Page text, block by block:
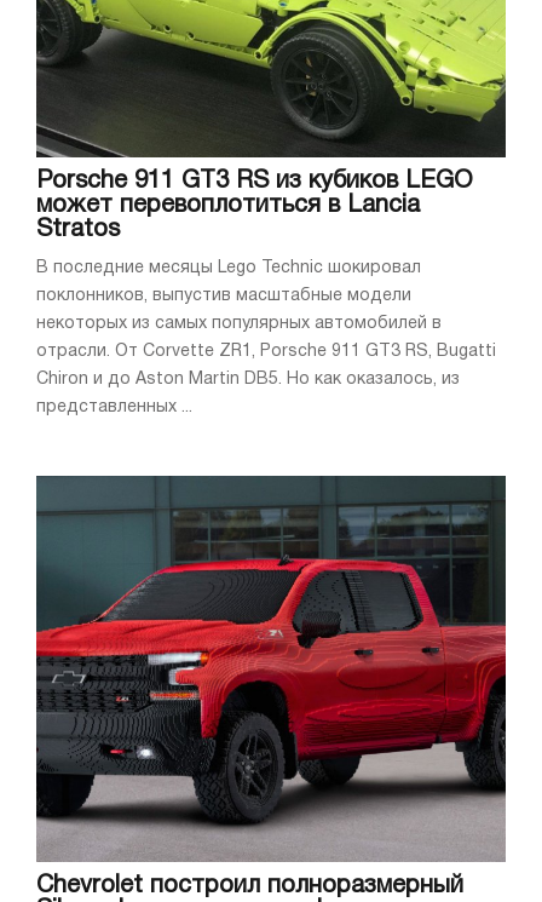
Porsche 911 GT3 RS из кубиков LEGO
может перевоплотиться в Lancia
Stratos
В последние месяцы Lego Technic шокировал
поклонников, выпустив масштабные модели
некоторых из самых популярных автомобилей в
отрасли. От Corvette ZR1, Porsche 911 GT3 RS, Bugatti
Chiron и до Aston Martin DB5. Но как оказалось, из
представленных ...
Chevrolet построил полноразмерный